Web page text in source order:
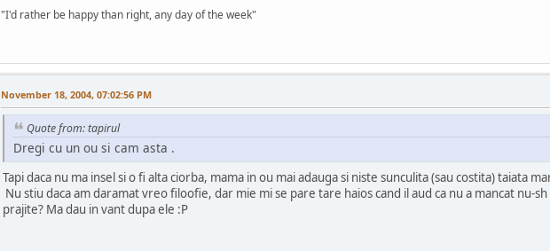
"I'd rather be happy than right, any day of the week"
November 18, 2004, 07:02:56 PM
Quote from: tapirul
Dregi cu un ou si cam asta .
Tapi daca nu ma insel si o fi alta ciorba, mama in ou mai adauga si niste sunculita (sau costita) taiata
Nu stiu daca am daramat vreo filoofie, dar mie mi se pare tare haios cand il aud ca nu a mancat nu-
prajite? Ma dau in vant dupa ele :P